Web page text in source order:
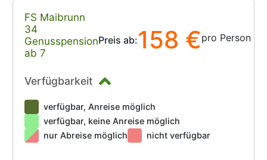
FS Maibrunn
34
Genusspension
ab 7
Preis ab:158 €pro Person
Verfügbarkeit
verfügbar, Anreise möglich
verfügbar, keine Anreise möglich
nur Abreise möglich
nicht verfügbar